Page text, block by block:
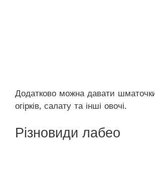
Додатково можна давати шматочки
огірків, салату та інші овочі.
Різновиди лабео